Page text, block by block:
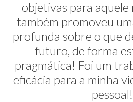
objetivas para aquele
também promoveu
profunda sobre o que
futuro, de forma
pragmática! Foi um
eficácia para a minha
pessoal!
profissão nunca
Erica
Consultora em Qualidade,
Segurança do